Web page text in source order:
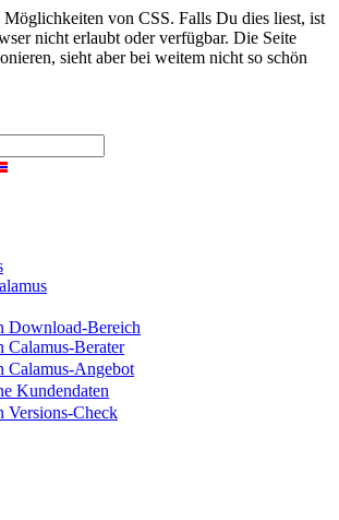
Möglichkeiten von CSS. Falls Du dies liest, ist
nicht erlaubt oder verfügbar. Die Seite
sieht aber bei weitem nicht so schön
Download-Bereich
Calamus-Berater
Calamus-Angebot
Kundendaten
Versions-Check